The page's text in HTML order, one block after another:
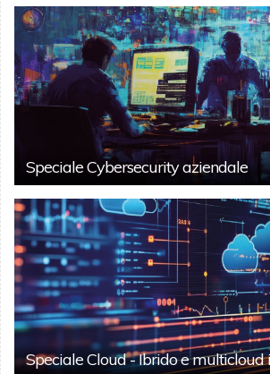
Speciale Cybersecurity aziendale
Speciale Cloud - Ibrido e multicloud